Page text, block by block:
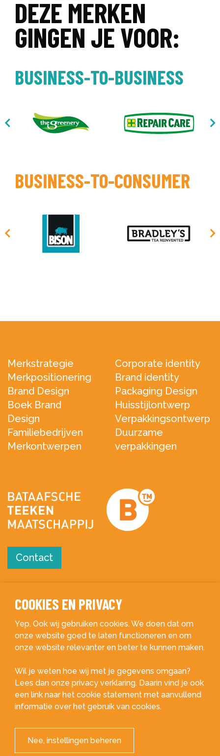
DEZE MERKEN
GINGEN JE VOOR:
BUSINESS-TO-BUSINESS
BUSINESS-TO-CONSUMER
Merkstrategie
Merkpositionering
Brand Design
Boek Brand
Design
Familiebedrijven
Merkontwerpen
Corporate identity
Brand identity
Packaging Design
Huisstijlontwerp
Verpakkingsontwerp
Duurzame
verpakkingen
Contact
Van Helmontstraat 23
010 - 4 53 10 33
info@btm.nl
BNO voorwaarden
Privacyverklaring
COOKIES EN PRIVACY
Yep. Ook wij gebruiken cookies. We doen dat om
onze website goed te laten functioneren en om
onze website relevanter en beter te kunnen maken.
Wil je weten hoe wij met je gegevens omgaan?
Lees dan onze privacy verklaring. Daarin vind je ook
een link naar het cookie statement met aanvullend
informatie over het gebruik van cookies.
Nee, instellingen beheren